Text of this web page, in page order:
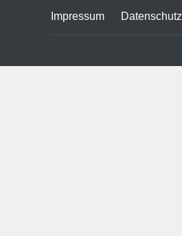
Impressum Datenschutz